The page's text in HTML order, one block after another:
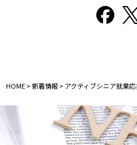
HOME>新着情報>アクティブシニア就業